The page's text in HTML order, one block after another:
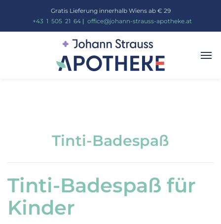
Gratis Lieferung innerhalb Wiens ab € 29
+43 1 505_ 21 64| office@johann-strauss-apotheke.at
Tinti-Badespaß
Tinti-Badespaß für
Kinder